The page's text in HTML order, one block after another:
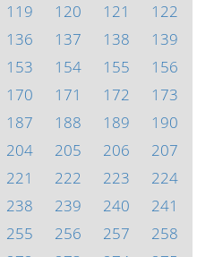
119 120 121
122
136 137 138
139
153 154 155
156
170 171 172
173
187 188 189
190
204 205 206
207
221 222 223
224
238 239 240
241
255 256 257
258